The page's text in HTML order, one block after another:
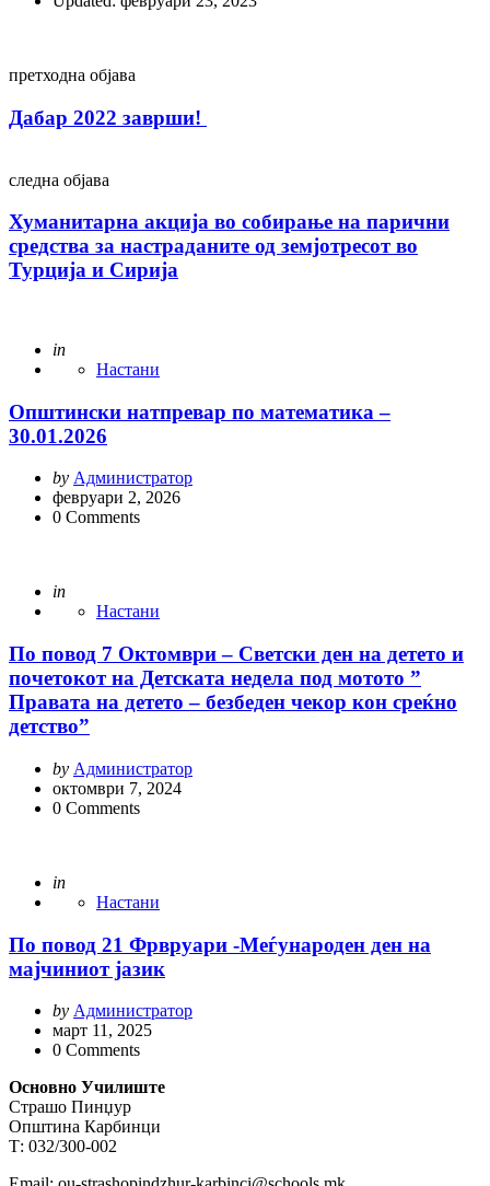
navigation
претходна објава
Дабар 2022 заврши!
следна објава
Хуманитарна акција во собирање на парични
средства за настраданите од земјотресот во
Турција и Сирија
Posted
in
Настани
Општински натпревар по математика –
30.01.2026
Posted
by
by Администратор
февруари 2, 2026
0 Comments
Posted
in
Настани
По повод 7 Октомври – Светски ден на детето и
почетокот на Детската недела под мотото ”
Правата на детето – безбеден чекор кон среќно
детство”
Posted
by
by Администратор
октомври 7, 2024
0 Comments
Posted
in
Настани
По повод 21 Фрвруари -Меѓународен ден на
мајчиниот јазик
Posted
by
by Администратор
март 11, 2025
0 Comments
Основно Училиште
Страшо Пинџур
Општина Карбинци
Т: 032/300-002